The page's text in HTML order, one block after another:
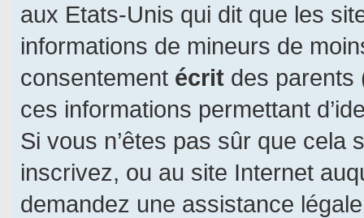
aux Etats-Unis qui dit que les
informations de mineurs de
consentement écrit des parents
ces informations permettant
Si vous n’êtes pas sûr que cela
inscrivez, ou au site Internet
demandez une assistance